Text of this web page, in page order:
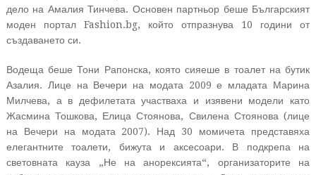
дело на Амалия Тинчева. Основен партньор беше Българският
моден портал Fashion.bg, който отпразнува 10 години от
създаването си.
Водеща беше Тони Рапонска, която сияеше в тоалет на бутик
Азалия. Лице на Вечери на модата 2009 е младата Марина
Милчева, а в дефилетата участваха и изявени модели като
Жасмина Тошкова, Елица Стоянова, Свилена Стоянова (лице
на Вечери на модата 2007). Над 30 момичета представяха
елегантните тоалети, бижута и аксесоари. В подкрепа на
световната кауза „Не на анорексията“, организаторите на